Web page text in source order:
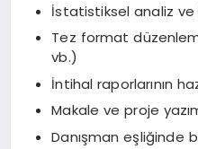
İstatistiksel analiz ve
Tez format
vb.)
İntihal raporlarının
Makale ve proje
Danışman eşliğinde